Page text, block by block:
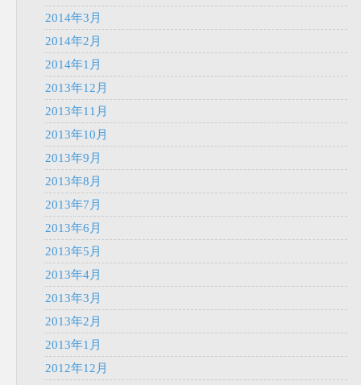
2014年3月
2014年2月
2014年1月
2013年12月
2013年11月
2013年10月
2013年9月
2013年8月
2013年7月
2013年6月
2013年5月
2013年4月
2013年3月
2013年2月
2013年1月
2012年12月